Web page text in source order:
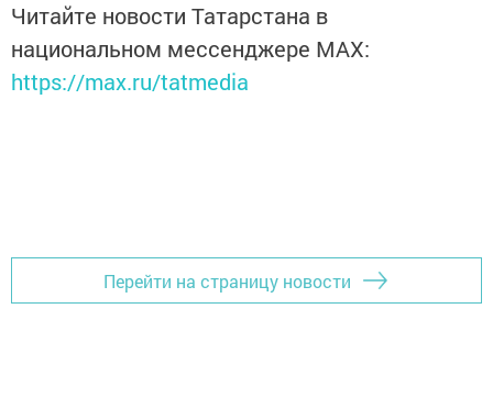
Читайте новости Татарстана в
национальном мессенджере MАХ:
https://max.ru/tatmedia
Перейти на страницу новости